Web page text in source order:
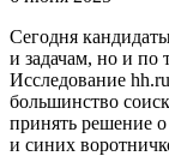
Сегодня
и задачам, но и по
Исследование
большинство
принять решение о
и синих